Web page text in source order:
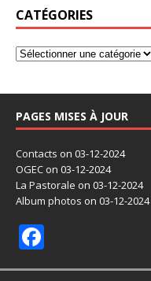
CATÉGORIES
PAGES MISES À JOUR
Contacts on 03-12-2024
OGEC on 03-12-2024
La Pastorale on 03-12-2024
Album photos on 03-12-2024
ac